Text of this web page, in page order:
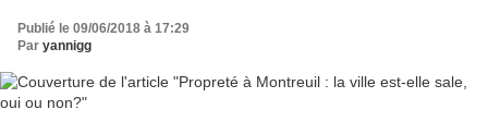
Publié le 09/06/2018 à 17:29
Par yannigg